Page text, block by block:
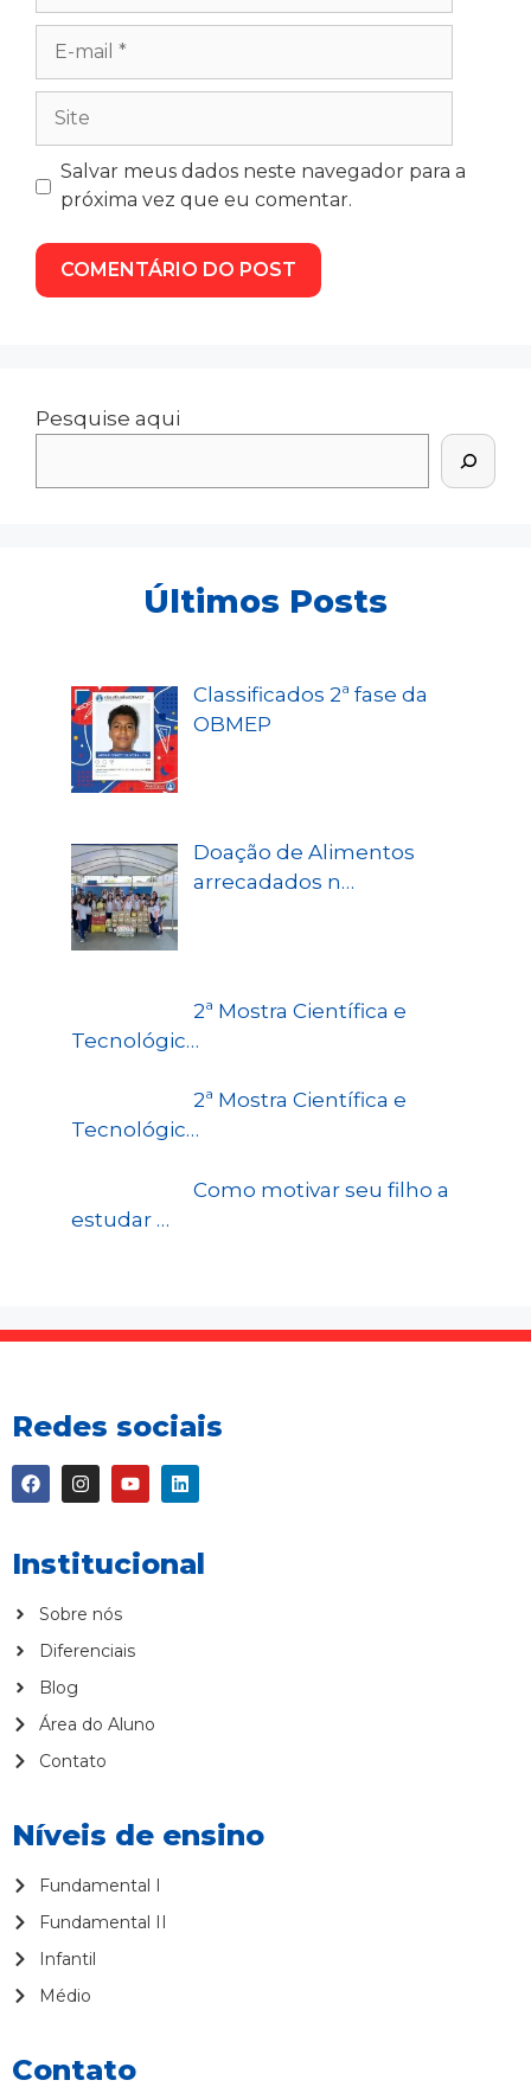
Salvar meus dados neste navegador para a
próxima vez que eu comentar.
Pesquise aqui
Últimos Posts
Classificados 2ª fase da
OBMEP
Doação de Alimentos
arrecadados n…
2ª Mostra Científica e
Tecnológic…
2ª Mostra Científica e
Tecnológic…
Como motivar seu filho a
estudar …
Redes sociais
Institucional
Sobre nós
Diferenciais
Blog
Área do Aluno
Contato
Níveis de ensino
Fundamental I
Fundamental II
Infantil
Médio
Contato